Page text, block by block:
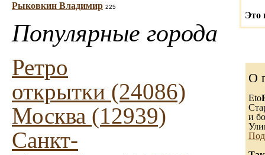
Рыковкин Владимир 225
Популярные города
Ретро
открытки (24086)
Москва (12939)
Санкт-
Это
О
Eto
и